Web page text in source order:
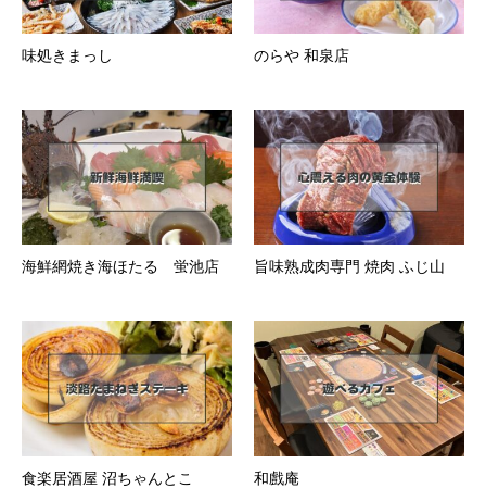
味処きまっし のらや 和泉店
海鮮網焼き海ほたる 蛍池店 旨味熟成肉専門 焼肉 ふじ山
食楽居酒屋 沼ちゃんとこ 和戲庵